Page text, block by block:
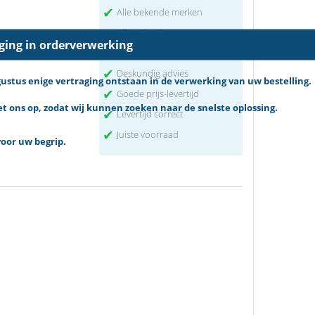
in orderverwerking
enige vertraging ontstaan in de verwerking van uw bestelling.
op, zodat wij kunnen zoeken naar de snelste oplossing.
uw begrip.
✔ Alle bekende merken
✔ Alleen kwaliteit
✔ Service gericht
✔ Deskundig advies
✔ Goede prijs-levertijd
✔ Levertijd correct
✔ Juiste voorraad